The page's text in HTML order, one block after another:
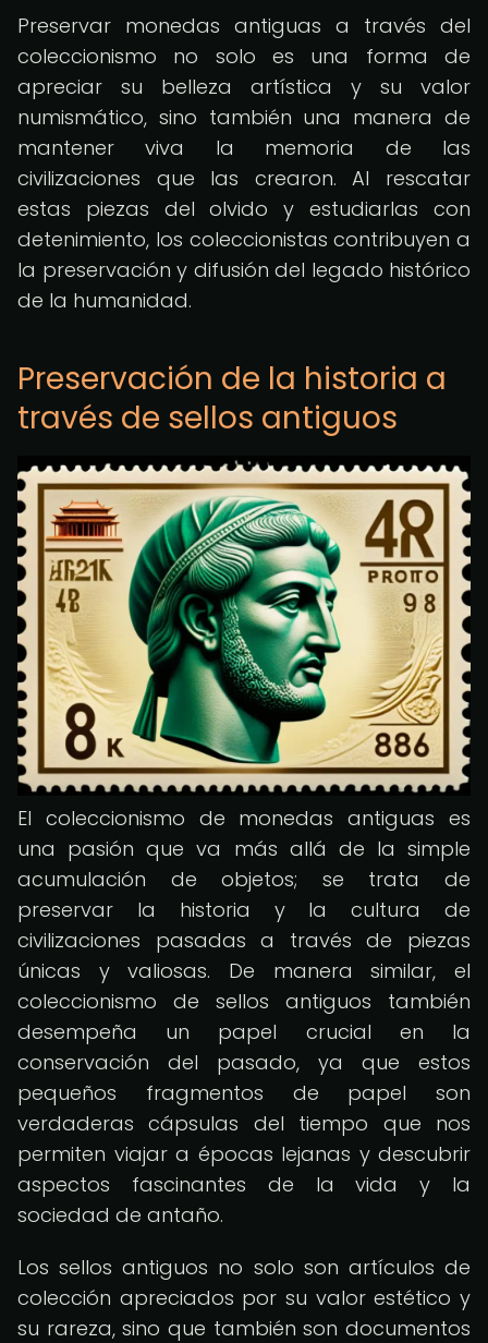
Preservar monedas antiguas a través del
coleccionismo no solo es una forma de
apreciar su belleza artística y su valor
numismático, sino también una manera de
mantener viva la memoria de las
civilizaciones que las crearon. Al rescatar
estas piezas del olvido y estudiarlas con
detenimiento, los coleccionistas contribuyen a
la preservación y difusión del legado histórico
de la humanidad.
Preservación de la historia a
través de sellos antiguos
El coleccionismo de monedas antiguas es
una pasión que va más allá de la simple
acumulación de objetos; se trata de
preservar la historia y la cultura de
civilizaciones pasadas a través de piezas
únicas y valiosas. De manera similar, el
coleccionismo de sellos antiguos también
desempeña un papel crucial en la
conservación del pasado, ya que estos
pequeños fragmentos de papel son
verdaderas cápsulas del tiempo que nos
permiten viajar a épocas lejanas y descubrir
aspectos fascinantes de la vida y la
sociedad de antaño.
Los sellos antiguos no solo son artículos de
colección apreciados por su valor estético y
su rareza, sino que también son documentos